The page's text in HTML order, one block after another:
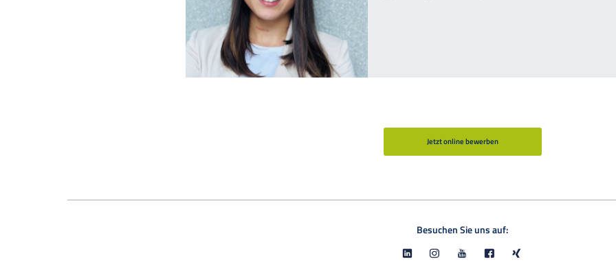
Jetzt online bewerben
Besuchen Sie uns auf: